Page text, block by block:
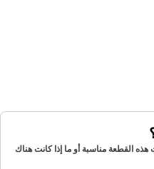
القطعة مناسبة أو ما إذا كانت هناك